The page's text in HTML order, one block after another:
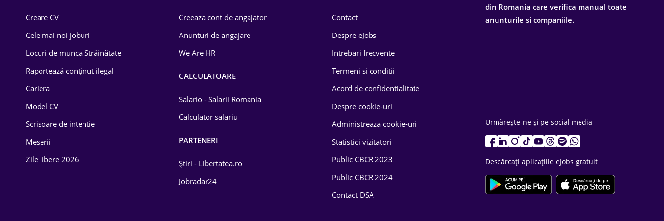
Drept
Educație / Training
Energetică
Farma
Creare CV
Cele mai noi joburi
Locuri de munca Străinătate
Raportează conținut ilegal
Cariera
Model CV
Scrisoare de intentie
Meserii
Zile libere 2026
Creeaza cont de angajator
Anunturi de angajare
We Are HR
CALCULATOARE
Salario - Salarii Romania
Calculator salariu
PARTENERI
Știri - Libertatea.ro
Jobradar24
Contact
Despre eJobs
Intrebari frecvente
Termeni si conditii
Acord de confidentialitate
Despre cookie-uri
Administreaza cookie-uri
Statistici vizitatori
Public CBCR 2023
Public CBCR 2024
Contact DSA
din Romania care verifica manual toate
anunturile si companiile.
Urmărește-ne și pe social media
Descărcați aplicațiile eJobs gratuit